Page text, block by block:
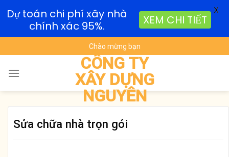
to
content
Chào mừng bạn
CÔNG TY
XÂY DỰNG
NGUYÊN
Sửa chữa nhà trọn gói
Dự toán chi phí xây nhà
chính xác 95%.
XEM CHI TIẾT
X